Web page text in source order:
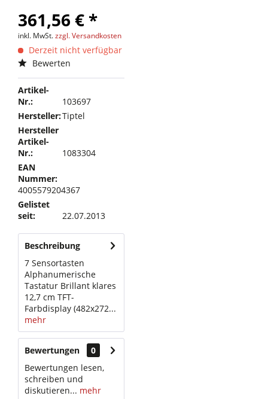
361,56 € *
inkl. MwSt.zzgl. Versandkosten
Derzeit nicht verfügbar
Bewerten
Artikel-
Nr.:
103697
Hersteller:Tiptel
Hersteller
Artikel-
Nr.:
1083304
EAN
Nummer:
4005579204367
Gelistet
seit:
22.07.2013
Beschreibung
7 Sensortasten
Alphanumerische
Tastatur Brillant klares
12,7 cm TFT-
Farbdisplay (482x272...
mehr
Bewertungen
0
Bewertungen lesen,
schreiben und
diskutieren... mehr